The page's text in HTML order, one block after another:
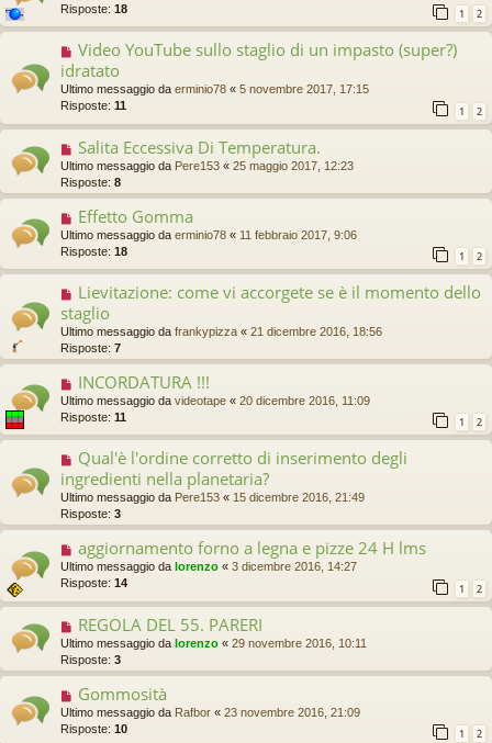
Risposte: 18 1 2
Video YouTube sullo staglio di un impasto (super?)
idratato
Ultimo messaggio da erminio78 « 5 novembre 2017, 17:15
Risposte: 11 1 2
Salita Eccessiva Di Temperatura.
Ultimo messaggio da Pere153 « 25 maggio 2017, 12:23
Risposte: 8
Effetto Gomma
Ultimo messaggio da erminio78 « 11 febbraio 2017, 9:06
Risposte: 18 1 2
Lievitazione: come vi accorgete se è il momento dello
staglio
Ultimo messaggio da frankypizza « 21 dicembre 2016, 18:56
Risposte: 7
INCORDATURA !!!
Ultimo messaggio da videotape « 20 dicembre 2016, 11:09
Risposte: 11 1 2
Qual'è l'ordine corretto di inserimento degli
ingredienti nella planetaria?
Ultimo messaggio da Pere153 « 15 dicembre 2016, 21:49
Risposte: 3
aggiornamento forno a legna e pizze 24 H lms
Ultimo messaggio da lorenzo « 3 dicembre 2016, 14:27
Risposte: 14 1 2
REGOLA DEL 55. PARERI
Ultimo messaggio da lorenzo « 29 novembre 2016, 10:11
Risposte: 3
Gommosità
Ultimo messaggio da Rafbor « 23 novembre 2016, 21:09
Risposte: 10 1 2